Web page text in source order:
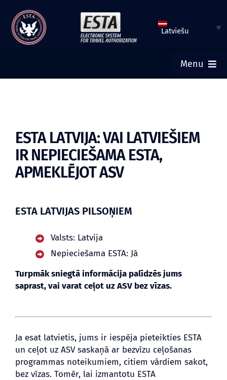
saturu
Latviešu
Menu
PĀRBAUDĪT ESTA STATUSU
BLOGS
ESTA LATVIJA: VAI LATVIEŠIEM
IR NEPIECIEŠAMA ESTA,
APMEKLĒJOT ASV
ESTA LATVIJAS PILSOŅIEM
Valsts: Latvija
Nepieciešama ESTA: Jā
Turpmāk sniegtā informācija palīdzēs jums
saprast, vai varat ceļot uz ASV bez vīzas.
Ja esat latvietis, jums ir iespēja pieteikties ESTA
un ceļot uz ASV saskaņā ar bezvīzu ceļošanas
programmas noteikumiem, citiem vārdiem sakot,
bez vīzas. Tomēr, lai izmantotu ESTA